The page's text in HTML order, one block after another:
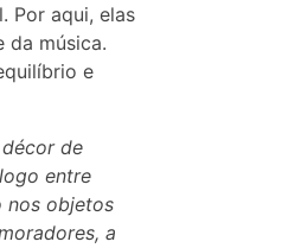
Por aqui, elas
da música.
e
de
entre
nos objetos
a